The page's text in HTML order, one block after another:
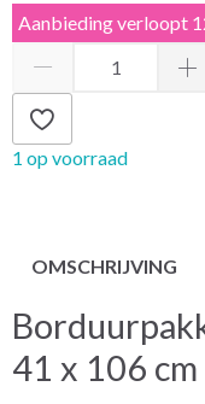
Aanbieding verloopt
1 op voorraad
OMSCHRIJVING
41 x 106 cm